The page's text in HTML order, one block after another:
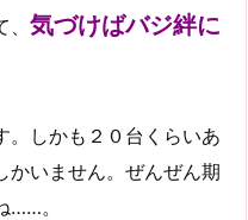
気づけばバジ絆に
。しかも２０台くらいあ
かいません。ぜんぜん期
……。